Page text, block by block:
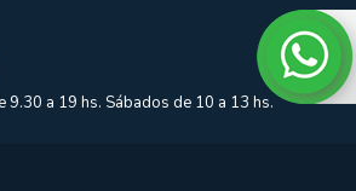
9.30 a 19 hs. Sábados de 10 a 13 hs.